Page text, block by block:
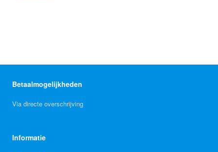
Betaalmogelijkheden
Via directe overschrijving
Informatie